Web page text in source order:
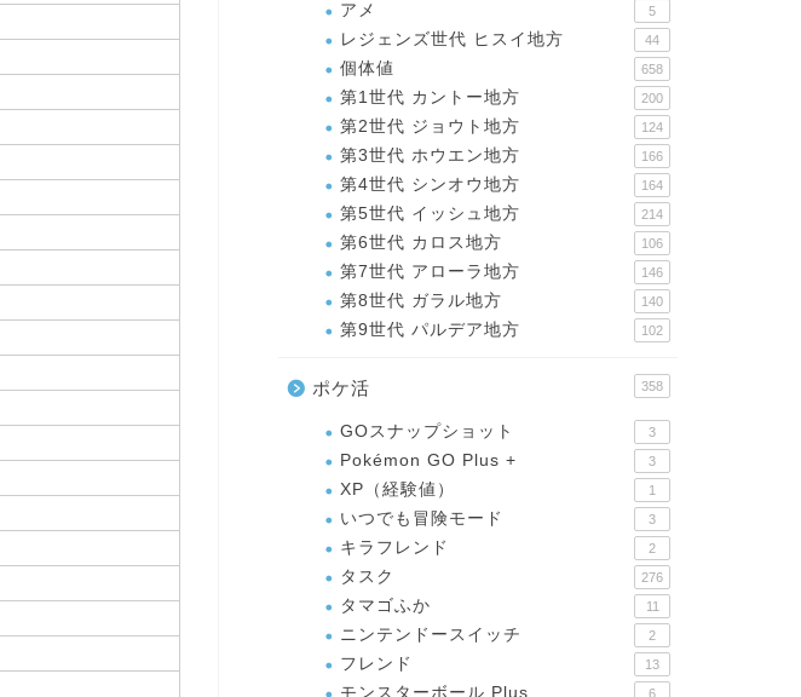
アメ 5
レジェンズ世代 ヒスイ地方 44
個体値 658
第1世代 カントー地方 200
第2世代 ジョウト地方 124
第3世代 ホウエン地方 166
第4世代 シンオウ地方 164
第5世代 イッシュ地方 214
第6世代 カロス地方 106
第7世代 アローラ地方 146
第8世代 ガラル地方 140
第9世代 パルデア地方 102
ポケ活 358
GOスナップショット 3
Pokémon GO Plus + 3
XP（経験値） 1
いつでも冒険モード 3
キラフレンド 2
タスク 276
タマゴふか 11
ニンテンドースイッチ 2
フレンド 13
モンスターボール Plus 6